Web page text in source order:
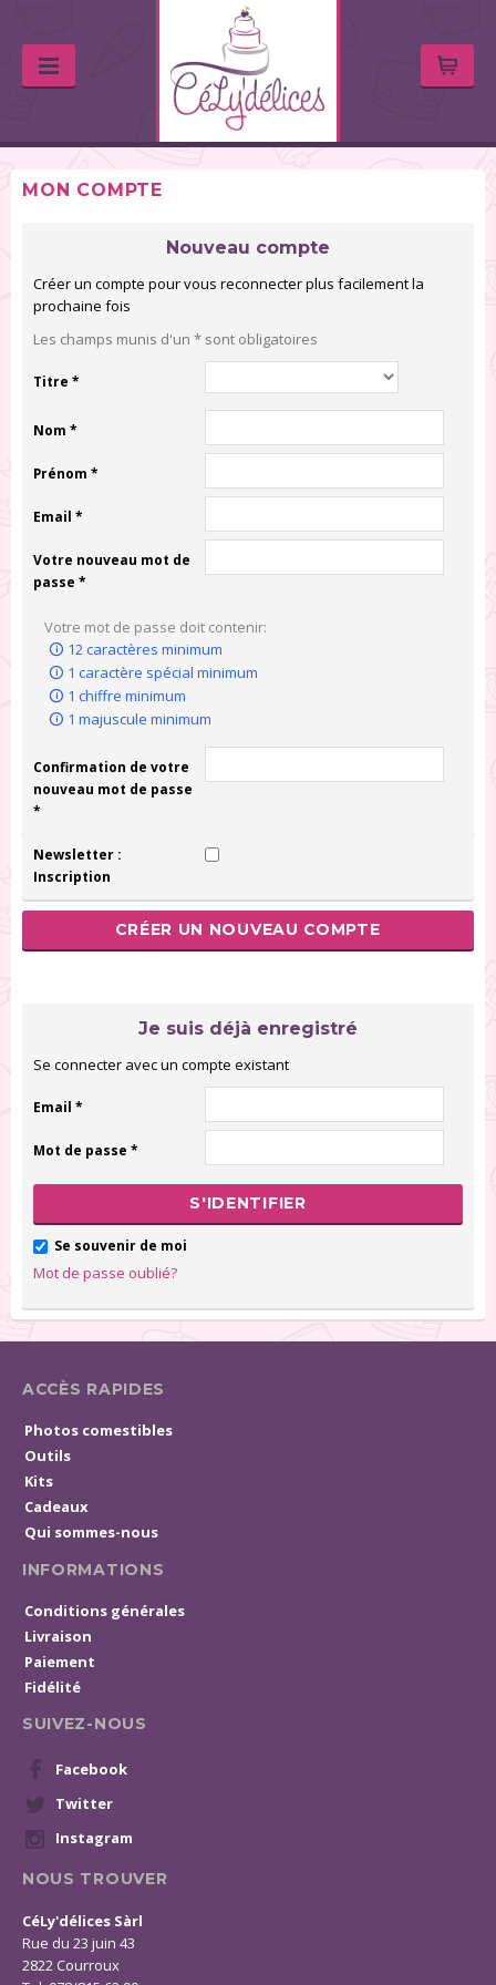
MON COMPTE
Nouveau compte
Créer un compte pour vous reconnecter plus facilement la
prochaine fois
Les champs munis d'un * sont obligatoires
Titre *
Nom *
Prénom *
Email *
Votre nouveau mot de
passe *
Votre mot de passe doit contenir:
12 caractères minimum
1 caractère spécial minimum
1 chiffre minimum
1 majuscule minimum
Confirmation de votre
nouveau mot de passe
*
Newsletter :
Inscription
CRÉER UN NOUVEAU COMPTE
Je suis déjà enregistré
Se connecter avec un compte existant
Email *
Mot de passe *
S'IDENTIFIER
Se souvenir de moi
Mot de passe oublié?
ACCÈS RAPIDES
Photos comestibles
Outils
Kits
Cadeaux
Qui sommes-nous
INFORMATIONS
Conditions générales
Livraison
Paiement
Fidélité
SUIVEZ-NOUS
Facebook
Twitter
Instagram
NOUS TROUVER
CéLy'délices Sàrl
Rue du 23 juin 43
2822 Courroux